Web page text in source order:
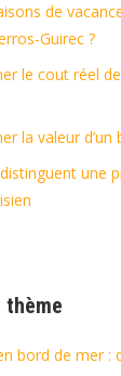
de
Guirec ?
le cout réel
la valeur d’un
une
thème
bord de mer :